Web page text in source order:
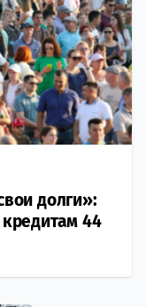
долги»:
44